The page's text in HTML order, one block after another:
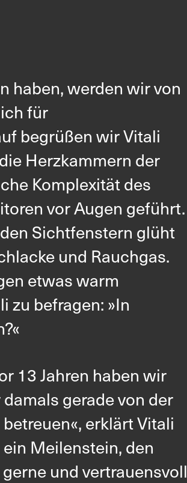
haben, werden wir von
für
begrüßen wir Vitali
Herzkammern der
Komplexität des
vor Augen geführt.
Sichtfenstern glüht
und Rauchgas.
etwas warm
zu befragen: »In
13 Jahren haben wir
gerade von der
erklärt Vitali
Meilenstein, den
und vertrauensvoll